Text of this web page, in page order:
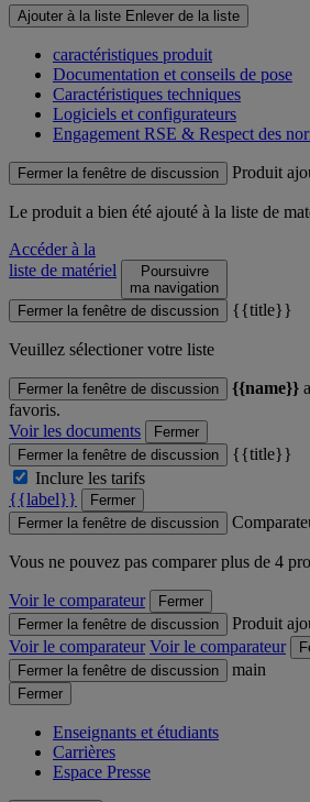
Ajouter à la liste Enlever de la liste
caractéristiques produit
Documentation et conseils de pose
Caractéristiques techniques
Logiciels et configurateurs
Engagement RSE & Respect des
Fermer la fenêtre de discussion Produit
Le produit a bien été ajouté à la liste de
Accéder à la
liste de matériel
Poursuivre
ma navigation
Fermer la fenêtre de discussion
{{title}}
Veuillez sélectioner votre liste
Fermer la fenêtre de discussion {{name}}
favoris.
Voir les documents
Fermer
Fermer la fenêtre de discussion
{{title}}
Inclure les tarifs
{{label}}
Fermer
Fermer la fenêtre de discussion
Vous ne pouvez pas comparer plus de 4
Voir le comparateur
Fermer
Fermer la fenêtre de discussion
Produit
Voir le comparateur Voir le comparateur
Fermer la fenêtre de discussion
main
Fermer
Enseignants et étudiants
Carrières
Espace Presse